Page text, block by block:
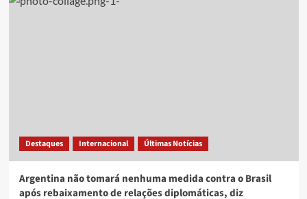
Destaques Internacional Últimas Notícias
Argentina não tomará nenhuma medida contra o Brasil
após rebaixamento de relações diplomáticas, diz